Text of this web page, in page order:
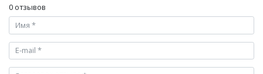
0 отзывов